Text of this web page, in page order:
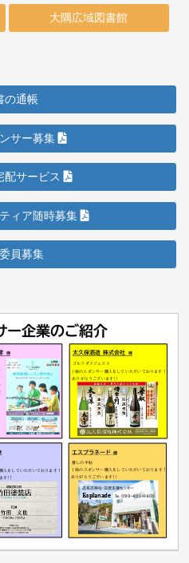
大隅広域図書館
の通帳
サー募集
配サービス
ィア随時募集
員募集